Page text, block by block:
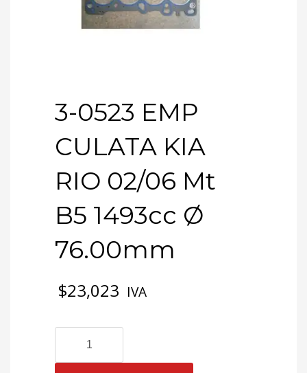
3-0523 EMP
CULATA KIA
RIO 02/06 Mt
B5 1493cc Ø
76.00mm
$23,023 IVA
EMP